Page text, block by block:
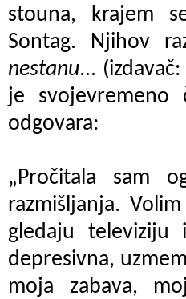
stouna, krajem
Sontag. Njihov
nestanu...
je svojevremeno
odgovara:
„Pročitala sam
razmišljanja.
gledaju televiziju
depresivna,
moja zabava,